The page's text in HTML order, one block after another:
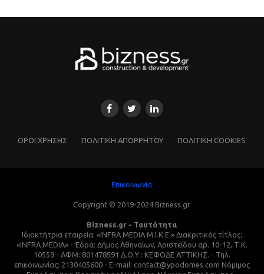
ΌΡΟΙ ΧΡΗΣΗΣ ΠΟΛΙΤΙΚΗ ΑΠΟΡΡΗΤΟΥ ΠΟΛΙΤΙΚΗ COOKIES
Επικοινωνία
Copyright © 2019-2024 Bizness.gr
Bizness.gr - Ταυτότητα
Ιδιοκτήτρια εταιρεία: «INFRA MEDIA M.I.K.E.» Διακριτικός τίτλος:
«INFRA MEDIA» - Έδρα: Δήμος Αθηναίων, Αριστείδου αρ. 10-12, Τ.Κ.
10559 - ΑΦΜ: 801478591 Δ.Ο.Υ.: ΚΕΦΟΔΕ ΑΤΤΙΚΗΣ. - Τηλ.
επικοινωνίας: 2130405600 - E-mail: contact@ypodomes.com Νόμιμος